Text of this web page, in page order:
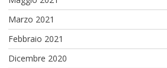
Marzo 2021
Febbraio 2021
Dicembre 2020